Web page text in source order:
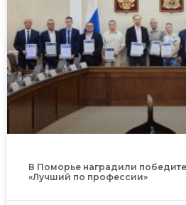
В Поморье наградили
«Лучший по профессии»